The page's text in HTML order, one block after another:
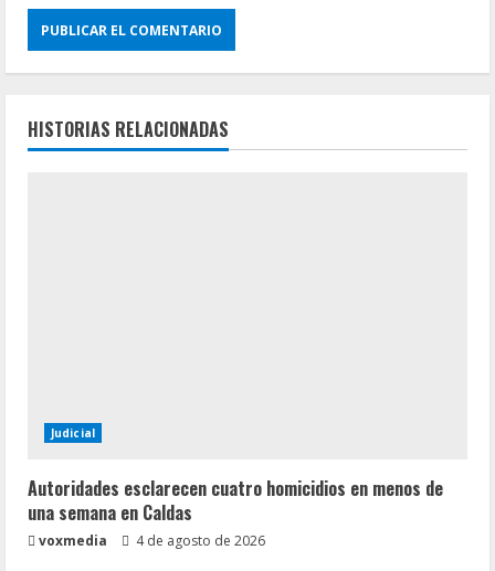
HISTORIAS RELACIONADAS
Judicial
Autoridades esclarecen cuatro homicidios en menos de
una semana en Caldas
voxmedia 4 de agosto de 2026